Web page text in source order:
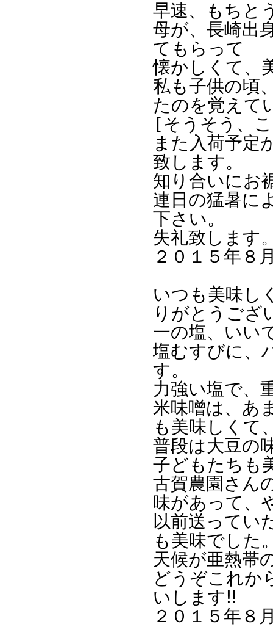
早速、もちと
母が、長崎出
てもらって
懐かしくて、
私も子供の頃
たのを覚えて
[そうそう、
また入荷予定
致します。
知り合いにお
連日の猛暑に
下さい。
失礼致します
２０１５年
いつも美味し
りがとうござ
一の塩、いい
塩むすびに、
す。
力強い塩で、
米味噌は、あ
も美味しくて
普段は大豆の
子どもたちも
古賀農園さん
味があって、
以前送ってい
も美味でした
天候が亜熱帯
どうぞこれか
いします‼
２０１５年